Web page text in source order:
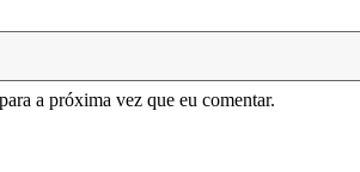
a próxima vez que eu comentar.